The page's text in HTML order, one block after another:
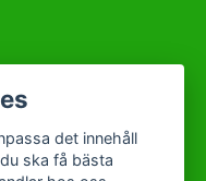
det innehåll
ska få bästa